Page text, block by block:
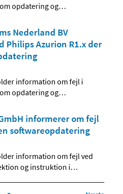
opdatering og…
Nederland BV
Philips Azurion R1.x der
information om fejl i
opdatering og…
informerer om fejl
softwareopdatering
information om fejl ved
og instruktion i…